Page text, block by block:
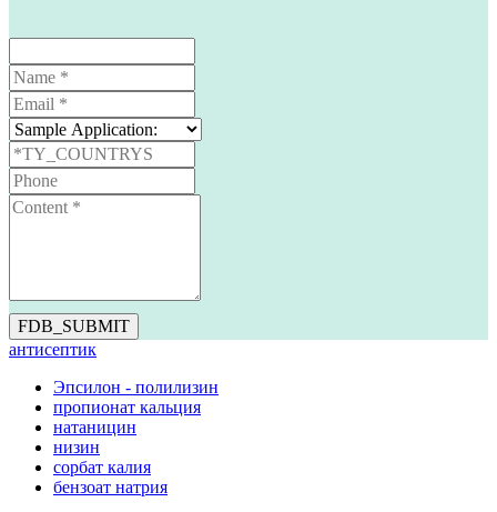
FDB_SUBMIT
антисептик
Эпсилон - полилизин
пропионат кальция
натаницин
низин
сорбат калия
бензоат натрия